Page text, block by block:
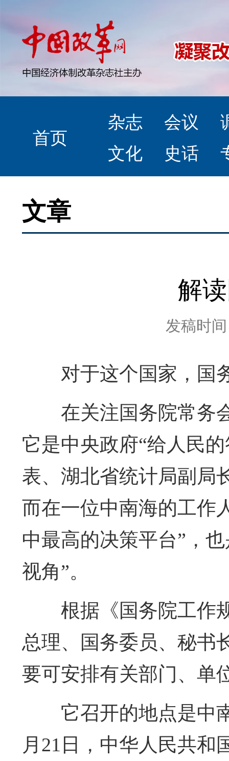
首页
杂志 会议
文化
史话
文章
解
发稿时
对于这个国家，国
在关注国务院常务
它是中央政府“给人民
表、湖北省统计局副局
而在一位中南海的工作
中最高的决策平台”，
视角”。
根据《国务院工作
总理、国务委员、秘书
要可安排有关部门、单
它召开的地点是中
月21日，中华人民共和